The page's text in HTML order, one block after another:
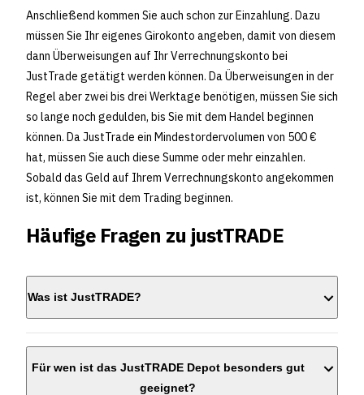
Anschließend kommen Sie auch schon zur Einzahlung. Dazu
müssen Sie Ihr eigenes Girokonto angeben, damit von diesem
dann Überweisungen auf Ihr Verrechnungskonto bei
JustTrade getätigt werden können. Da Überweisungen in der
Regel aber zwei bis drei Werktage benötigen, müssen Sie sich
so lange noch gedulden, bis Sie mit dem Handel beginnen
können. Da JustTrade ein Mindestordervolumen von 500 €
hat, müssen Sie auch diese Summe oder mehr einzahlen.
Sobald das Geld auf Ihrem Verrechnungskonto angekommen
ist, können Sie mit dem Trading beginnen.
Häufige Fragen zu justTRADE
Was ist JustTRADE?
Für wen ist das JustTRADE Depot besonders gut
geeignet?